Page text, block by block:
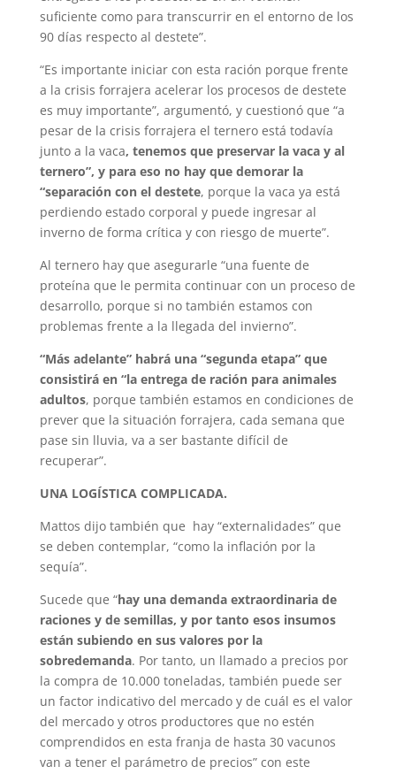
suficiente como para transcurrir en el entorno de los
90 días respecto al destete”.
“Es importante iniciar con esta ración porque frente
a la crisis forrajera acelerar los procesos de destete
es muy importante”, argumentó, y cuestionó que “a
pesar de la crisis forrajera el ternero está todavía
junto a la vaca, tenemos que preservar la vaca y al
ternero”, y para eso no hay que demorar la
“separación con el destete, porque la vaca ya está
perdiendo estado corporal y puede ingresar al
inverno de forma crítica y con riesgo de muerte”.
Al ternero hay que asegurarle “una fuente de
proteína que le permita continuar con un proceso de
desarrollo, porque si no también estamos con
problemas frente a la llegada del invierno”.
“Más adelante” habrá una “segunda etapa” que
consistirá en “la entrega de ración para animales
adultos, porque también estamos en condiciones de
prever que la situación forrajera, cada semana que
pase sin lluvia, va a ser bastante difícil de
recuperar”.
UNA LOGÍSTICA COMPLICADA.
Mattos dijo también que hay “externalidades” que
se deben contemplar, “como la inflación por la
sequía”.
Sucede que “hay una demanda extraordinaria de
raciones y de semillas, y por tanto esos insumos
están subiendo en sus valores por la
sobredemanda. Por tanto, un llamado a precios por
la compra de 10.000 toneladas, también puede ser
un factor indicativo del mercado y de cuál es el valor
del mercado y otros productores que no estén
comprendidos en esta franja de hasta 30 vacunos
van a tener el parámetro de precios” con este